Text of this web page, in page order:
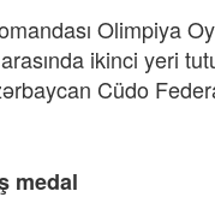
Olimpiya
ikinci yeri
Cüdo
medal